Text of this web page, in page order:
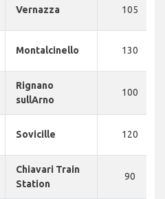
Vernazza 105
Montalcinello 130
Rignano
sullArno
100
Sovicille 120
Chiavari Train
Station
90